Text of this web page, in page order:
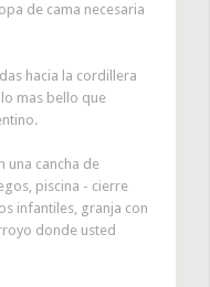
de cama necesaria
hacia la cordillera
mas bello que
una cancha de
piscina - cierre
infantiles, granja con
donde usted